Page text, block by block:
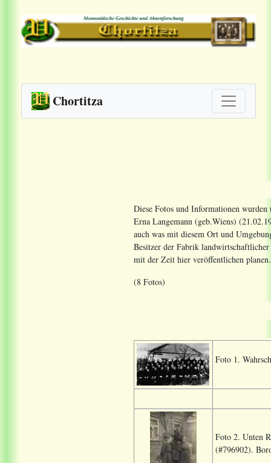
Chortitza
Diese Fotos und Informationen
Erna Langemann (geb.Wiens)
auch was mit diesem Ort und
Besitzer der Fabrik
mit der Zeit hier veröffentlichen planen.
(8 Fotos)
Foto 1.
Foto 2. Unten
(#796902).